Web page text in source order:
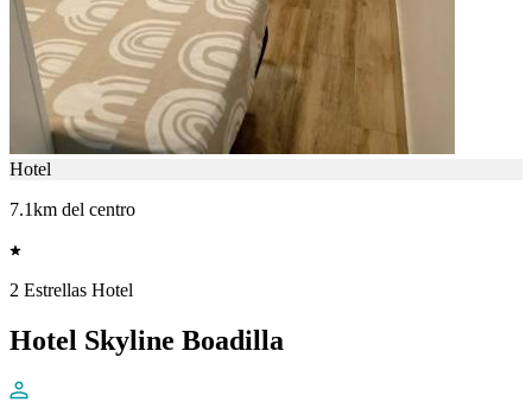
Hotel
7.1km del centro
2 Estrellas Hotel
Hotel Skyline Boadilla